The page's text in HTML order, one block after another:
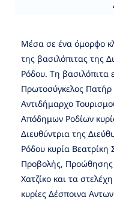
Μέσα σε ένα όμορφο
της βασιλόπιτας της
Ρόδου. Τη βασιλόπιτα
Πρωτοσύγκελος Πατήρ
Αντιδήμαρχο
Απόδημων Ροδίων
Διευθύντρια της
Ρόδου κυρία Βεατρίκη
Προβολής,
Χατζίκο και τα
κυρίες Δέσποινα